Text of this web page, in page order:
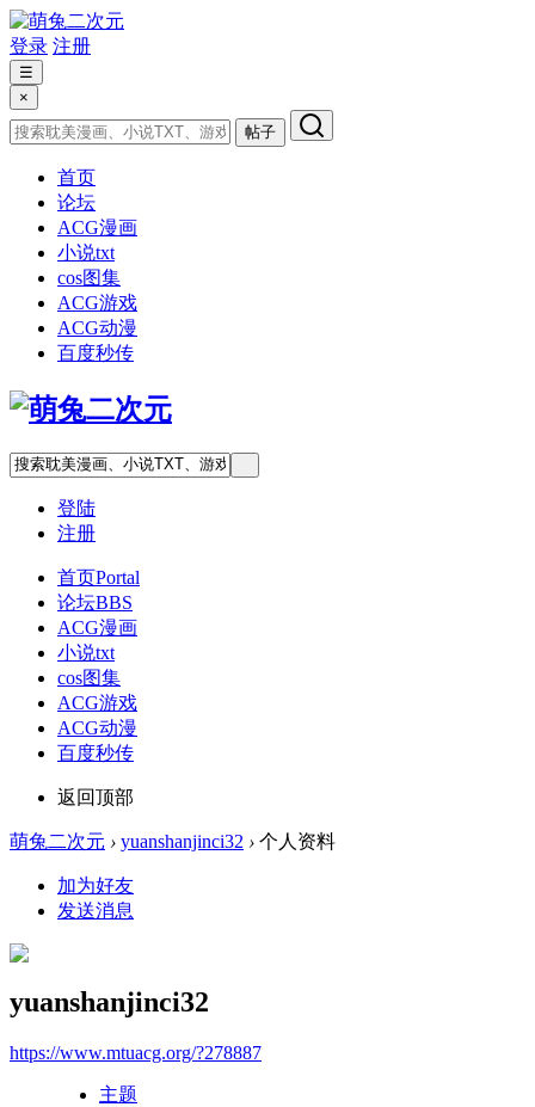
登录 注册
☰
×
帖子
首页
论坛
ACG漫画
小说txt
cos图集
ACG游戏
ACG动漫
百度秒传
登陆
注册
首页Portal
论坛BBS
ACG漫画
小说txt
cos图集
ACG游戏
ACG动漫
百度秒传
返回顶部
萌兔二次元 › yuanshanjinci32 › 个人资料
加为好友
发送消息
yuanshanjinci32
https://www.mtuacg.org/?278887
主题